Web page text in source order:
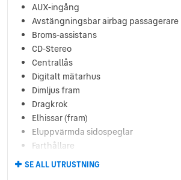
AUX-ingång
Avstängningsbar airbag passagerare
Broms-assistans
CD-Stereo
Centrallås
Digitalt mätarhus
Dimljus fram
Dragkrok
Elhissar (fram)
Eluppvärmda sidospeglar
Farthållare
Fällbara baksäten
SE ALL UTRUSTNING